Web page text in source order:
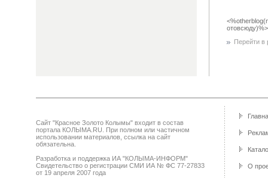
отовсюду)%>
Перейти в
Сайт "Красное Золото Колымы" входит в состав
портала КОЛЫМА.RU. При полном или частичном
использовании материалов, ссылка на сайт
обязательна.
Разработка и поддержка ИА "КОЛЫМА-ИНФОРМ"
Свидетельство о регистрации СМИ ИА № ФС 77-27833
от 19 апреля 2007 года
О